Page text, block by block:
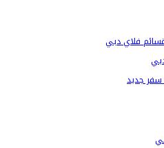
فلاي دبي